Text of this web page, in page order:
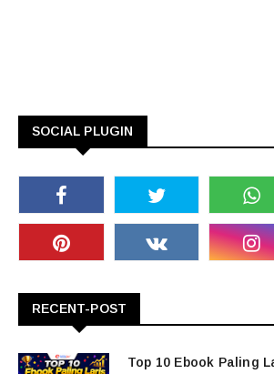
SOCIAL PLUGIN
RECENT-POST
Top 10 Ebook Paling